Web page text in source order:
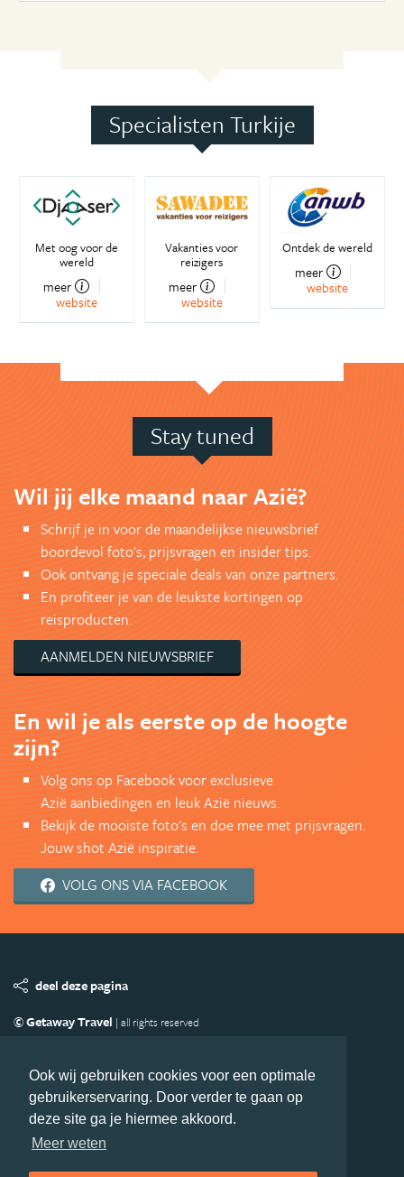
Ook wij gebruiken cookies voor een optimale
gebruikerservaring. Door verder te gaan op
deze site ga je hiermee akkoord.
Meer weten
Specialisten Turkije
Met oog voor de
wereld
meer
website
Vakanties voor
reizigers
meer
website
Ontdek de wereld
meer
website
Stay tuned
Wil jij elke maand naar Azië?
Schrijf je in voor de maandelijkse nieuwsbrief
boordevol foto's, prijsvragen en insider tips.
Ook ontvang je speciale deals van onze partners.
En profiteer je van de leukste kortingen op
reisproducten.
AANMELDEN NIEUWSBRIEF
En wil je als eerste op de hoogte
zijn?
Volg ons op Facebook voor exclusieve
Azië aanbiedingen en leuk Azië nieuws.
Bekijk de mooiste foto's en doe mee met prijsvragen.
Jouw shot Azië inspiratie.
VOLG ONS VIA FACEBOOK
deel deze pagina
© Getaway Travel | all rights reserved
Copyright
Privacy statement Disclaimer
Cookies
Volg Azie.nl
Nieuwsbrief
Facebook